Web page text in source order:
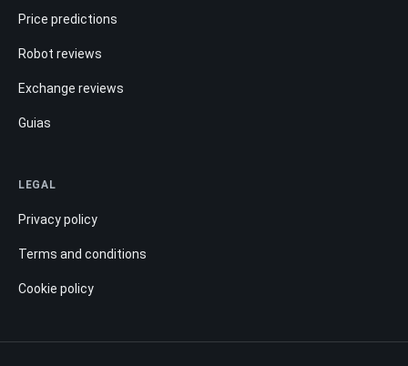
Price predictions
Robot reviews
Exchange reviews
Guias
LEGAL
Privacy policy
Terms and conditions
Cookie policy